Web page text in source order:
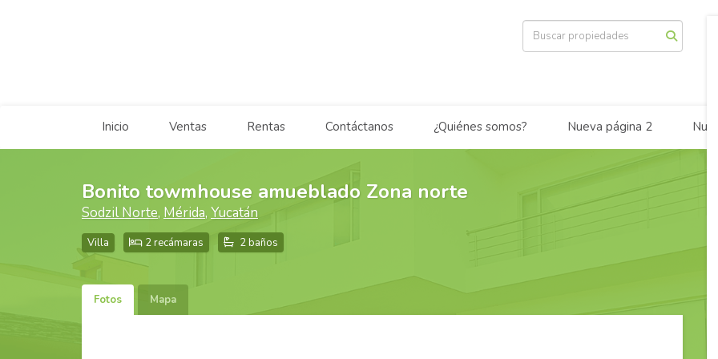
Inicio Ventas Rentas Contáctanos ¿Quiénes somos? Nueva página 2
Bonito towmhouse amueblado Zona norte
Sodzil Norte, Mérida, Yucatán
Villa 2 recámaras 2 baños
Fotos Mapa